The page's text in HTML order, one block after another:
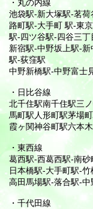
・丸の内線
池袋駅-新大塚駅-茗
路町駅-大手町 駅-東
駅-四ツ谷駅-四谷三
新宿駅-中野坂上駅-
駅-荻窪駅
中野新橋駅-中野富士
・日比谷線
北千住駅南千住駅三
馬町駅人形町駅茅場
霞ヶ関神谷町駅六本
・東西線
葛西駅-西葛西駅-南
日本橋駅-大手町駅-
高田馬場駅-落合駅-中
・千代田線